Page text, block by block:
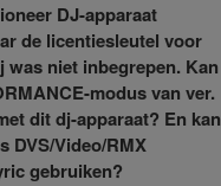
DJ-apparaat
de licentiesleutel voor
was niet inbegrepen. Kan
modus van ver.
dit dj-apparaat? En kan
DVS/Video/RMX
gebruiken?